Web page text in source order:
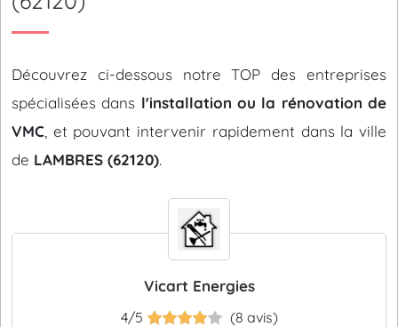
Découvrez ci-dessous notre TOP des entreprises
spécialisées dans l'installation ou la rénovation de
VMC , et pouvant intervenir rapidement dans la ville
de LAMBRES (62120).
Vicart Energies
4/5 (8 avis)